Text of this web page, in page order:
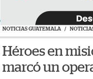
NOTICIAS GUATEMALA /
Héroes en
marcó un